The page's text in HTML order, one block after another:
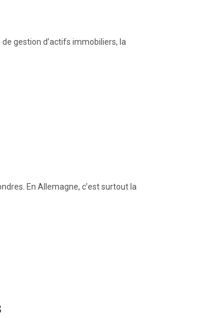
gestion d’actifs immobiliers, la
En Allemagne, c’est surtout la